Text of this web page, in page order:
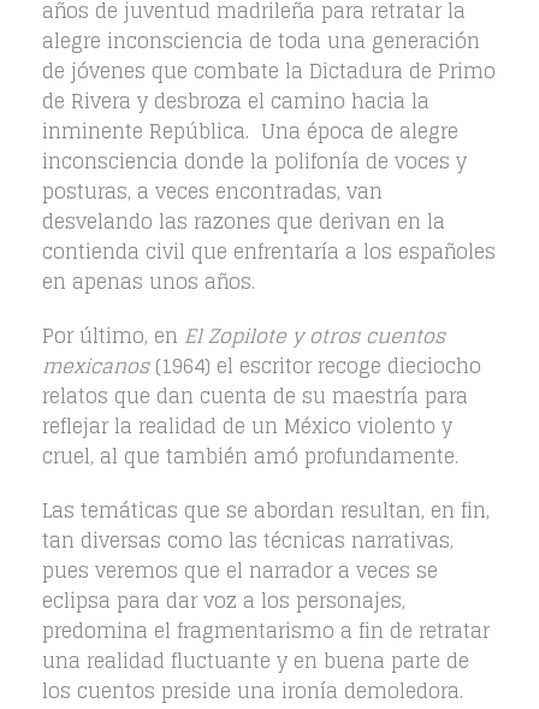
años de juventud madrileña para retratar la
alegre inconsciencia de toda una generación
de jóvenes que combate la Dictadura de Primo
de Rivera y desbroza el camino hacia la
inminente República. Una época de alegre
inconsciencia donde la polifonía de voces y
posturas, a veces encontradas, van
desvelando las razones que derivan en la
contienda civil que enfrentaría a los españoles
en apenas unos años.
Por último, en El Zopilote y otros cuentos
mexicanos(1964) el escritor recoge dieciocho
relatos que dan cuenta de su maestría para
reflejar la realidad de un México violento y
cruel, al que también amó profundamente.
Las temáticas que se abordan resultan, en fin,
tan diversas como las técnicas narrativas,
pues veremos que el narrador a veces se
eclipsa para dar voz a los personajes,
predomina el fragmentarismo a fin de retratar
una realidad fluctuante y en buena parte de
los cuentos preside una ironía demoledora.